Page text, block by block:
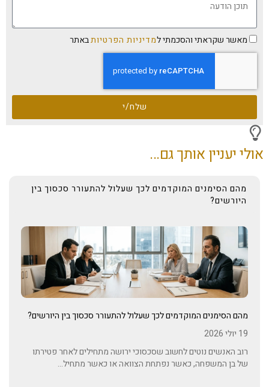
מאשר שקראתי והסכמתי למדיניות הפרטיותבאתר
שלח/י
אולי יעניין אותך גם...
מהם הסימנים המוקדמים לכך שעלול להתעורר סכסוך בין
היורשים?
מהם הסימנים המוקדמים לכך שעלול להתעורר סכסוך בין היורשים?
19 יולי 2026
רוב האנשים נוטים לחשוב שסכסוכי ירושה מתחילים לאחר פטירתו
של בן המשפחה, כאשר נפתחת הצוואה או כאשר מתחיל...